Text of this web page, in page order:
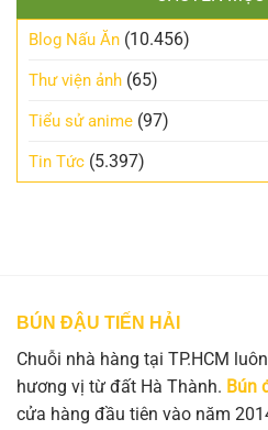
Blog Nấu Ăn (10.456)
Thư viện ảnh (65)
Tiểu sử anime (97)
Tin Tức (5.397)
BÚN ĐẬU TIẾN HẢI
Chuỗi nhà hàng tại TP.HCM
hương vị từ đất Hà Thành. Bún
cửa hàng đầu tiên vào năm